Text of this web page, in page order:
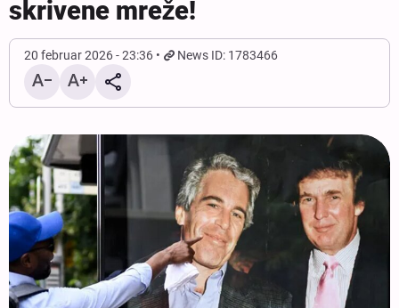
skrivene mreže!
20 februar 2026 - 23:36 News ID: 1783466